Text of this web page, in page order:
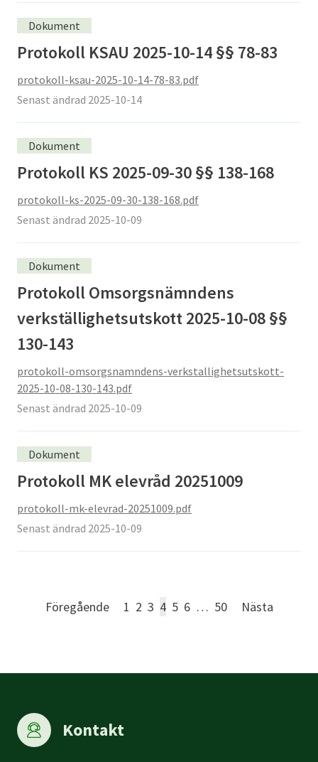
Dokument
Protokoll KSAU 2025-10-14 §§ 78-83
protokoll-ksau-2025-10-14-78-83.pdf
Senast ändrad 2025-10-14
Dokument
Protokoll KS 2025-09-30 §§ 138-168
protokoll-ks-2025-09-30-138-168.pdf
Senast ändrad 2025-10-09
Dokument
Protokoll Omsorgsnämndens
verkställighetsutskott 2025-10-08 §§
130-143
protokoll-omsorgsnamndens-verkstallighetsutskott-
2025-10-08-130-143.pdf
Senast ändrad 2025-10-09
Dokument
Protokoll MK elevråd 20251009
protokoll-mk-elevrad-20251009.pdf
Senast ändrad 2025-10-09
Föregående 1 2 3 4 5 6 … 50 Nästa
Kontakt